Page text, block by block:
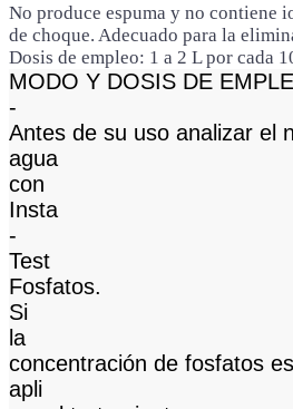
No produce espuma y no contiene
de choque. Adecuado para la
Dosis de empleo: 1 a 2 L por cada
MODO Y DOSIS DE
-
Antes de su uso analizar el
agua
con
Insta
-
Test
Fosfatos.
Si
la
concentración de fosfatos
apli